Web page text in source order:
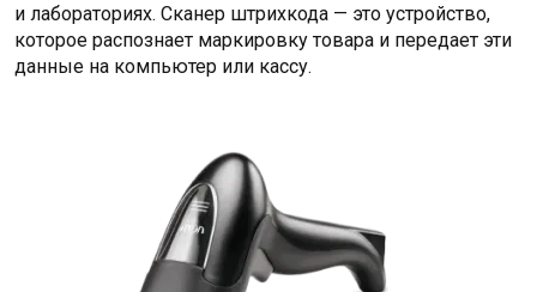
и лабораториях. Сканер штрихкода — это устройство,
которое распознает маркировку товара и передает эти
данные на компьютер или кассу.